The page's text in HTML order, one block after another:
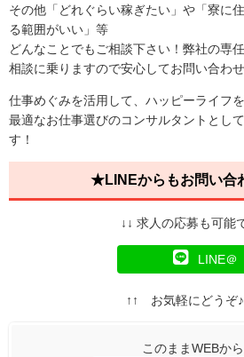
その他「どれぐらい稼ぎたい」や「寮に
る範囲がいい」等
どんなことでもご相談下さい！弊社の専
相談に乗りますので安心してお問い合わ
仕事めぐみを活用して、ハッピーライフ
最適なお仕事選びのコンサルタントとし
す！
★LINEからもお問い合
↓↓ 求人の応募も可能
LINE＠
↑↑ お気軽にどう
このままWEBから